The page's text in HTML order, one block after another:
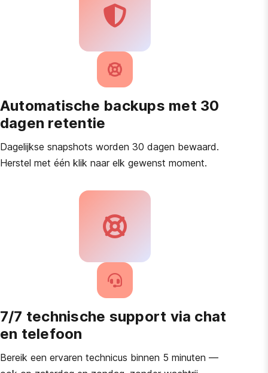
Automatische backups met 30
dagen retentie
Dagelijkse snapshots worden 30 dagen bewaard.
Herstel met één klik naar elk gewenst moment.
7/7 technische support via chat
en telefoon
Bereik een ervaren technicus binnen 5 minuten —